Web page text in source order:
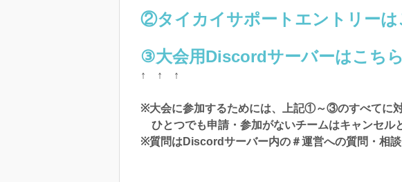
②タイカイサポートエントリーは
③大会用Discordサーバーはこちら
↑ ↑ ↑
※大会に参加するためには、上記①～③のすべてに対
ひとつでも申請・参加がないチームはキャンセル
※質問はDiscordサーバー内の＃運営への質問・相談